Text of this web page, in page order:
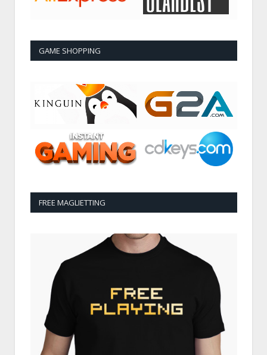
GAME SHOPPING
FREE MAGLIETTING